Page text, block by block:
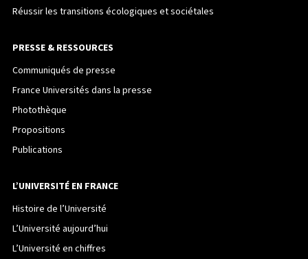
Réussir les transitions écologiques et sociétales
PRESSE & RESSOURCES
Communiqués de presse
France Universités dans la presse
Photothèque
Propositions
Publications
L’UNIVERSITÉ EN FRANCE
Histoire de l’Université
L’Université aujourd’hui
L’Université en chiffres